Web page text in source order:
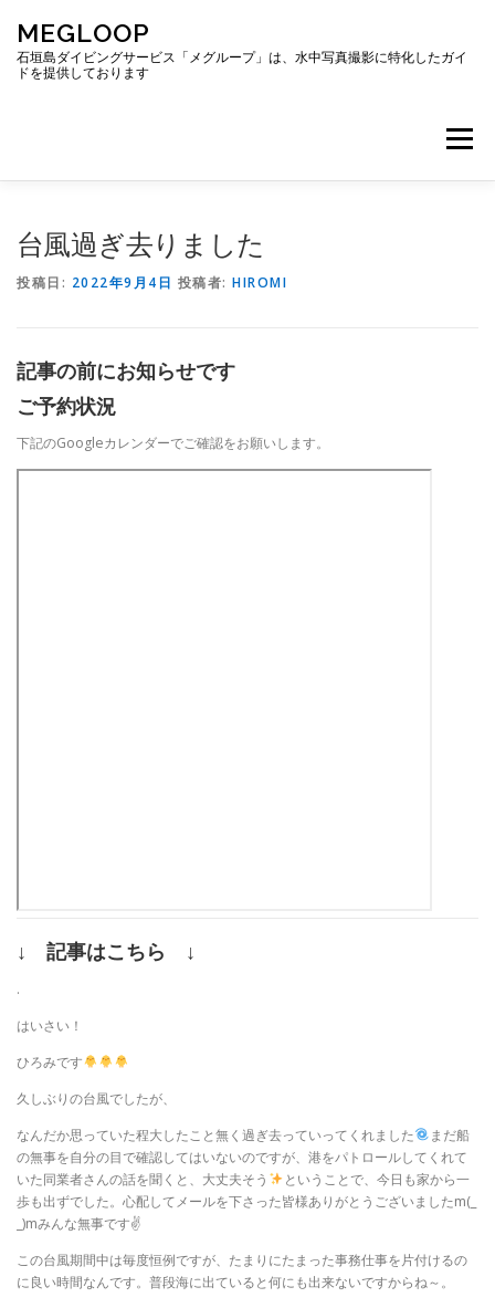
ッ
MEGLOOP
石垣島ダイビングサービス「メグループ」は、水中写真撮影に特化したガイ
ドを提供しております
メニュー
台風過ぎ去りました
投稿日: 2022年9月4日 投稿者: HIROMI
記事の前にお知らせです
ご予約状況
下記のGoogleカレンダーでご確認をお願いします。
↓ 記事はこちら ↓
.
はいさい！
ひろみです
久しぶりの台風でしたが、
なんだか思っていた程大したこと無く過ぎ去っていってくれました
まだ船
の無事を自分の目で確認してはいないのですが、港をパトロールしてくれて
いた同業者さんの話を聞くと、大丈夫そう
ということで、今日も家から一
歩も出ずでした。心配してメールを下さった皆様ありがとうございましたm(_
_)mみんな無事です✌
この台風期間中は毎度恒例ですが、たまりにたまった事務仕事を片付けるの
に良い時間なんです。普段海に出ていると何にも出来ないですからね～。